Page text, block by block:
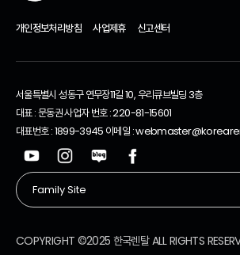
개인정보처리방침 사업제휴 신고센터
서울특별시 성동구 연무장11길 10, 우리큐브빌딩 3층
대표 : 문동권 사업자 번호 : 220-81-15601
대표번호 : 1899-3945 이메일 :
COPYRIGHT ©2025 한국렌탈 ALL RIGHTS